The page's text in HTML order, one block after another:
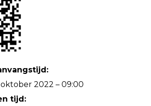
2022 – 09:00
tijd: